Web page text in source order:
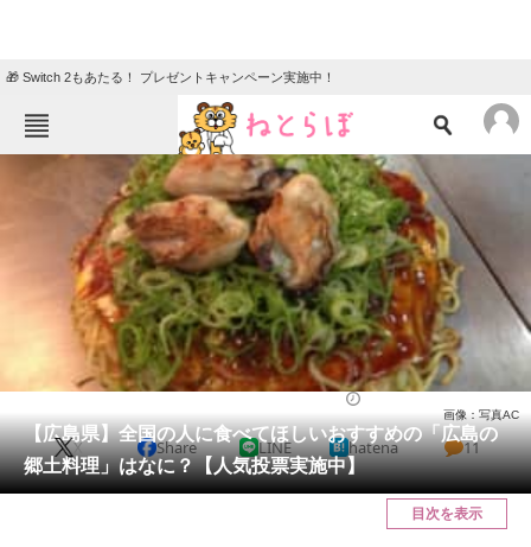
🎁 Switch 2もあたる！ プレゼントキャンペーン実施中！
ねとらぼメニュー
ニュース
クイズ
地域
教育・育児
リサーチ
会員記事
メディア
【広島県】全国の人に食べてほしいおすすめの「広島の
郷土料理」はなに？【人気投票実施中】
画像：写真AC
X Share LINE hatena 11
目次を表示